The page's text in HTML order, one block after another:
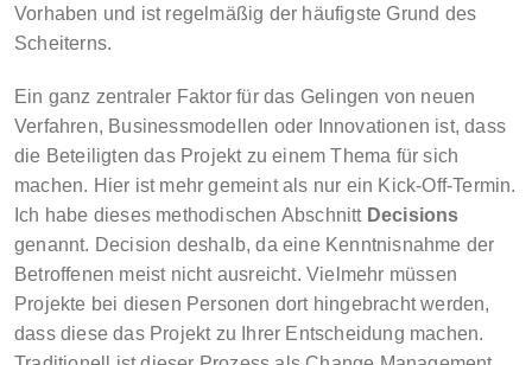
Vorhaben und ist regelmäßig der häufigste Grund des
Scheiterns.
Ein ganz zentraler Faktor für das Gelingen von neuen
Verfahren, Businessmodellen oder Innovationen ist, dass
die Beteiligten das Projekt zu einem Thema für sich
machen. Hier ist mehr gemeint als nur ein Kick-Off-Termin.
Ich habe dieses methodischen Abschnitt Decisions
genannt. Decision deshalb, da eine Kenntnisnahme der
Betroffenen meist nicht ausreicht. Vielmehr müssen
Projekte bei diesen Personen dort hingebracht werden,
dass diese das Projekt zu Ihrer Entscheidung machen.